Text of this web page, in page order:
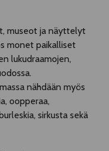
museot ja näyttelyt
monet paikalliset
lukudraamojen,
nähdään myös
oopperaa,
sirkusta sekä